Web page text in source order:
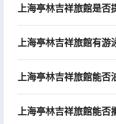
上海亭林吉祥旅館是否
上海亭林吉祥旅館有游
上海亭林吉祥旅館能否
上海亭林吉祥旅館能否